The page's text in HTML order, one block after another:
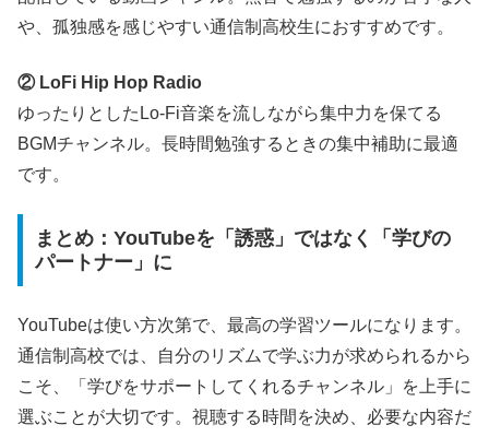
や、孤独感を感じやすい通信制高校生におすすめです。
② LoFi Hip Hop Radio
ゆったりとしたLo-Fi音楽を流しながら集中力を保てる
BGMチャンネル。長時間勉強するときの集中補助に最適
です。
まとめ：YouTubeを「誘惑」ではなく「学びの
パートナー」に
YouTubeは使い方次第で、最高の学習ツールになります。
通信制高校では、自分のリズムで学ぶ力が求められるから
こそ、「学びをサポートしてくれるチャンネル」を上手に
選ぶことが大切です。視聴する時間を決め、必要な内容だ